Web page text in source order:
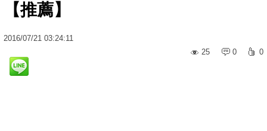
【推薦】
2016/07/21 03:24:11
25
0 0